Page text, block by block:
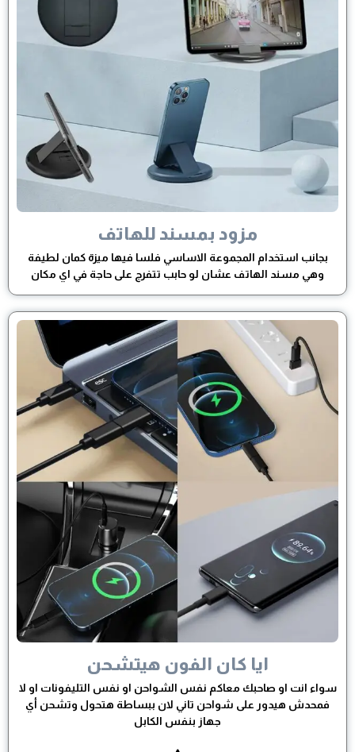
مزود بمسند للهاتف
بجانب استخدام المجموعة الاساسي فلسا فيها ميزة كمان لطيفة
وهي مسند الهاتف عشان لو حابب تتفرج على حاجة في اي مكان
ايا كان الفون هيتشحن
سواء انت او صاحبك معاكم نفس الشواحن او نفس التليفونات او لا
فمحدش هيدور على شواحن تاني لان ببساطة هتحول وتشحن أي
جهاز بنفس الكابل